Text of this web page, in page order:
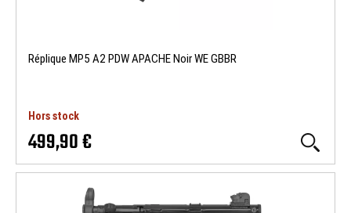
Réplique MP5 A2 PDW APACHE Noir WE GBBR
Hors stock
499,90 €